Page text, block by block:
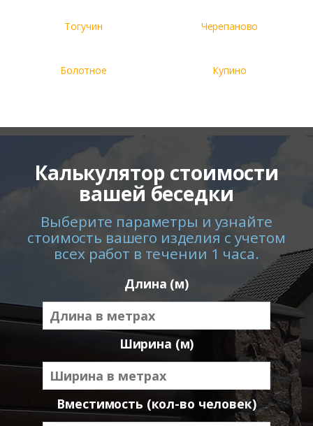
Тогучин Черепаново
Болотное Купино
Калькулятор стоимости
вашей беседки
Выберите параметры и узнайте
стоимость вашего изделия с учетом
всех работ в течении 1 часа.
Длина (м)
Ширина (м)
Вместимость (кол-во человек)